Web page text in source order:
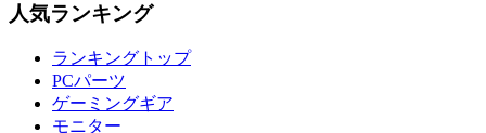
人気ランキング
ランキングトップ
PCパーツ
ゲーミングギア
モニター